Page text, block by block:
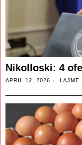
Nikolloski: 4
APRIL 12, 2026 LAJME